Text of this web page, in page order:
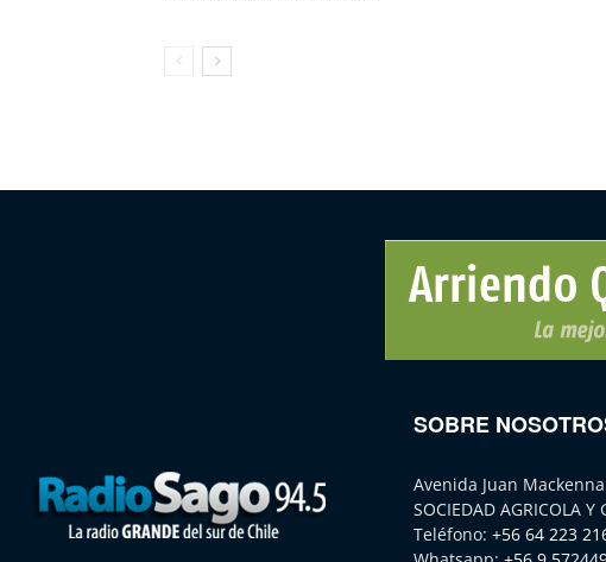
SOBRE
Avenida Juan
SOCIEDAD AGRICOLA Y
Teléfono: +56 64 223